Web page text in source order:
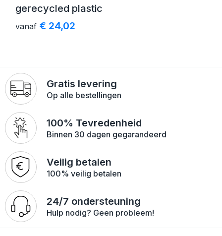
gerecycled plastic
vanaf € 24,02
Gratis levering
Op alle bestellingen
100% Tevredenheid
Binnen 30 dagen gegarandeerd
Veilig betalen
100% veilig betalen
24/7 ondersteuning
Hulp nodig? Geen probleem!